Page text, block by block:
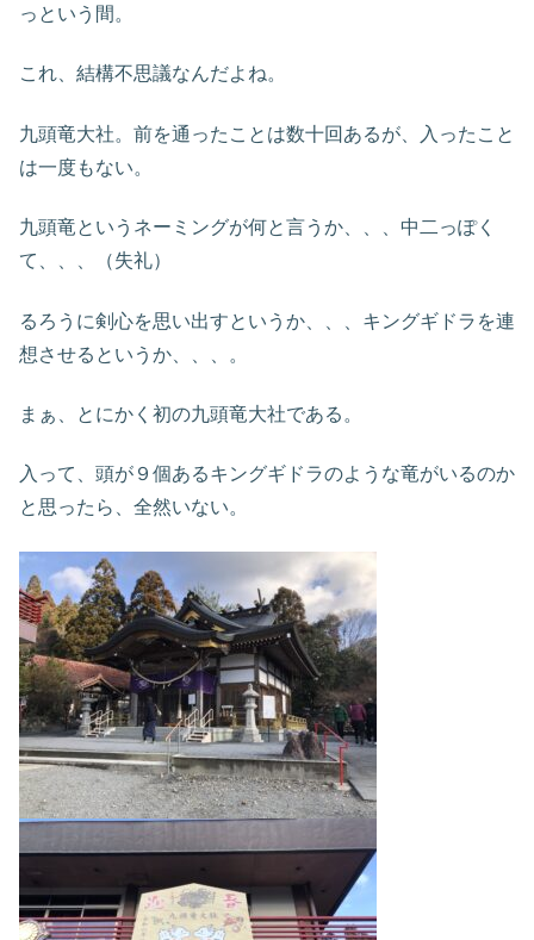
っという間。
これ、結構不思議なんだよね。
九頭竜大社。前を通ったことは数十回あるが、入ったこと
は一度もない。
九頭竜というネーミングが何と言うか、、、中二っぽく
て、、、（失礼）
るろうに剣心を思い出すというか、、、キングギドラを連
想させるというか、、、。
まぁ、とにかく初の九頭竜大社である。
入って、頭が９個あるキングギドラのような竜がいるのか
と思ったら、全然いない。